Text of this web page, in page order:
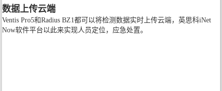
数据上传云端
Ventis Pro5和Radius BZ1都可以将检测数据实时上传云端，英思科iNet
Now软件平台以此来实现人员定位，应急处置。